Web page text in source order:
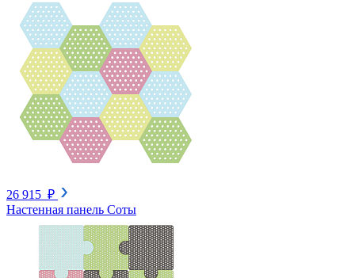
26 915 ₽
Настенная панель Соты